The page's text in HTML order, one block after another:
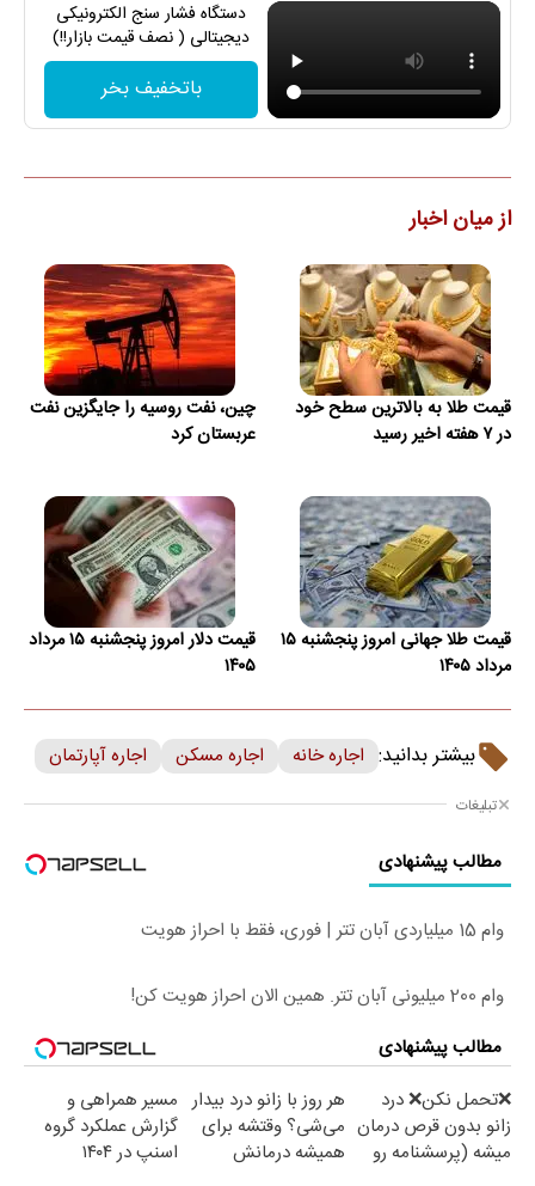
دستگاه فشار سنج الکترونیکی
دیجیتالی ( نصف قیمت بازار!!)
باتخفیف بخر
از میان اخبار
قیمت طلا به بالاترین سطح خود
در ۷ هفته اخیر رسید
چین، نفت روسیه را جایگزین نفت
عربستان کرد
قیمت طلا جهانی امروز پنجشنبه ۱۵
مرداد ۱۴۰۵
قیمت دلار امروز پنجشنبه ۱۵ مرداد
۱۴۰۵
بیشتر بدانید: اجاره خانه اجاره مسکن اجاره آپارتمان
تبلیغات
مطالب پیشنهادی
وام 15 میلیاردی آبان تتر | فوری، فقط با احراز هویت
وام 200 میلیونی آبان تتر. همین الان احراز هویت کن!
مطالب پیشنهادی
❌تحمل نکن❌ درد
زانو بدون قرص درمان
میشه (پرسشنامه رو
هر روز با زانو درد بیدار
می‌شی؟ وقتشه برای
همیشه درمانش
مسیر همراهی و
گزارش عملکرد گروه
اسنپ در ۱۴۰۴